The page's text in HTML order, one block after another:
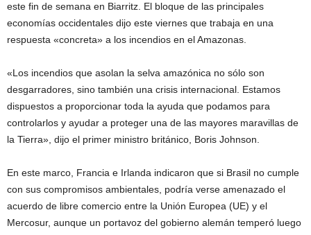
este fin de semana en Biarritz. El bloque de las principales
economías occidentales dijo este viernes que trabaja en una
respuesta «concreta» a los incendios en el Amazonas.
«Los incendios que asolan la selva amazónica no sólo son
desgarradores, sino también una crisis internacional. Estamos
dispuestos a proporcionar toda la ayuda que podamos para
controlarlos y ayudar a proteger una de las mayores maravillas de
la Tierra», dijo el primer ministro británico, Boris Johnson.
En este marco, Francia e Irlanda indicaron que si Brasil no cumple
con sus compromisos ambientales, podría verse amenazado el
acuerdo de libre comercio entre la Unión Europea (UE) y el
Mercosur, aunque un portavoz del gobierno alemán temperó luego